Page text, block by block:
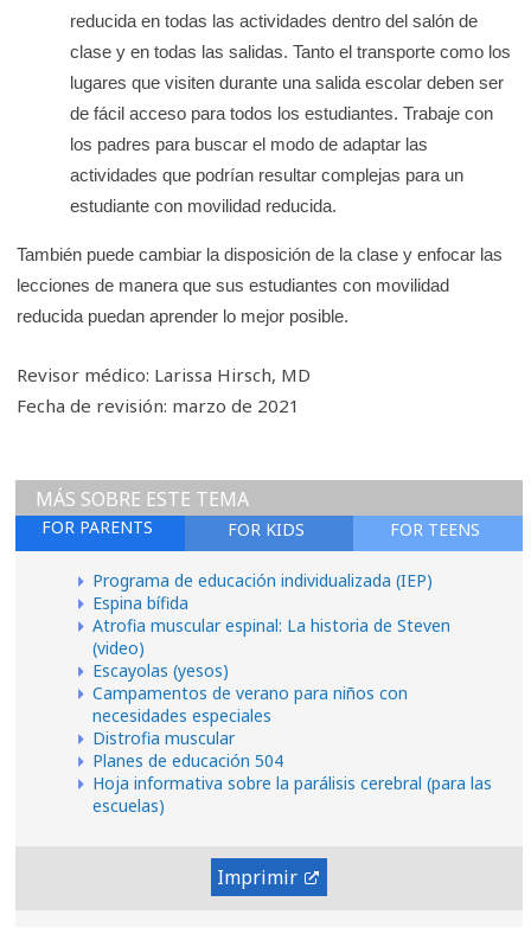
reducida en todas las actividades dentro del salón de
clase y en todas las salidas. Tanto el transporte como los
lugares que visiten durante una salida escolar deben ser
de fácil acceso para todos los estudiantes. Trabaje con
los padres para buscar el modo de adaptar las
actividades que podrían resultar complejas para un
estudiante con movilidad reducida.
También puede cambiar la disposición de la clase y enfocar las
lecciones de manera que sus estudiantes con movilidad
reducida puedan aprender lo mejor posible.
Revisor médico: Larissa Hirsch, MD
Fecha de revisión: marzo de 2021
FOR TEENS
FOR KIDS
FOR PARENTS
MÁS SOBRE ESTE TEMA
Programa de educación individualizada (IEP)
Espina bífida
Atrofia muscular espinal: La historia de Steven
(video)
Escayolas (yesos)
Campamentos de verano para niños con
necesidades especiales
Distrofia muscular
Planes de educación 504
Hoja informativa sobre la parálisis cerebral (para las
escuelas)
Imprimir